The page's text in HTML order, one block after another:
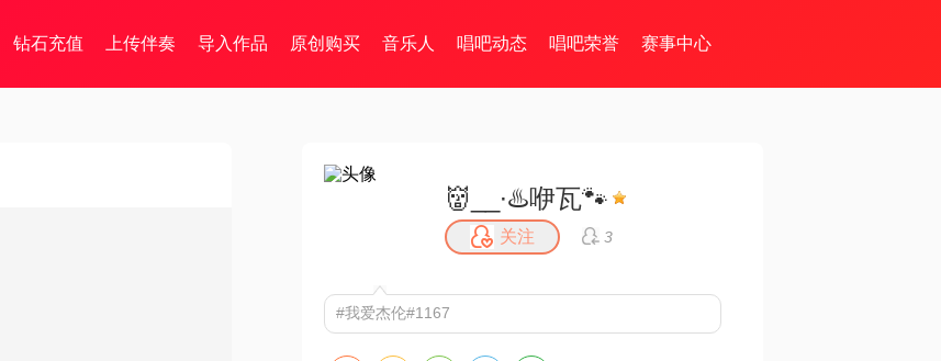
钻石充值 上传伴奏 导入作品 原创购买 音乐人 唱吧动态 唱吧荣誉 赛事中心
👹__∙♨️咿瓦🐾
关注 3
#我爱杰伦#1167